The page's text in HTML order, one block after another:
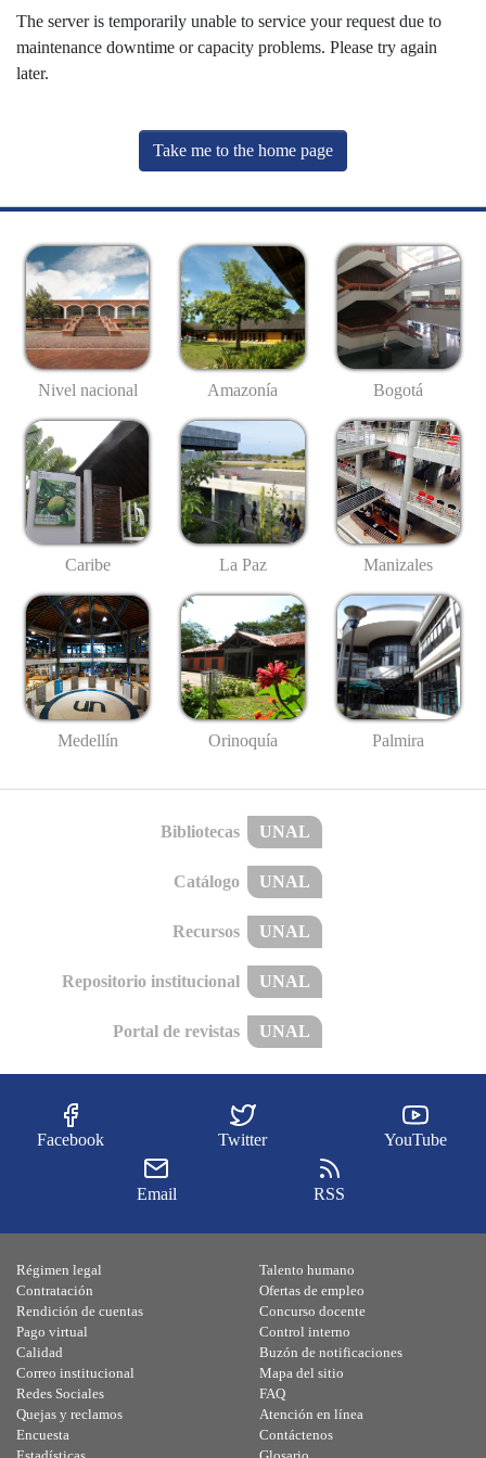
The server is temporarily unable to service your request due to
maintenance downtime or capacity problems. Please try again
later.
Take me to the home page
Nivel nacional Amazonía Bogotá
Caribe La Paz Manizales
Medellín Orinoquía Palmira
Bibliotecas UNAL
Catálogo UNAL
Recursos UNAL
Repositorio institucional UNAL
Portal de revistas UNAL
Facebook Twitter YouTube
Email RSS
Régimen legal
Contratación
Rendición de cuentas
Pago virtual
Calidad
Talento humano
Ofertas de empleo
Concurso docente
Control interno
Buzón de notificaciones
Correo institucional
Redes Sociales
Quejas y reclamos
Encuesta
Mapa del sitio
FAQ
Atención en línea
Contáctenos